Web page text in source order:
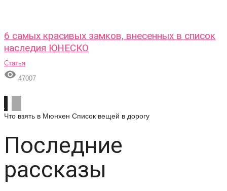
6 самых красивых замков, внесенных в список
наследия ЮНЕСКО
Статья
 47007
Что взять в Мюнхен Список вещей в дорогу
Последние
рассказы